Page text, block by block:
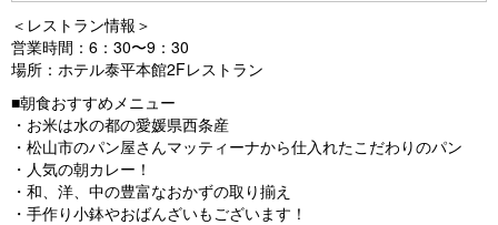
vi
o
u
s
＜レストラン情報＞
営業時間：6：30〜9：30
場所：ホテル泰平本館2Fレストラン
■朝食おすすめメニュー
・お米は水の都の愛媛県西条産
・松山市のパン屋さんマッティーナから仕入れたこだわりのパン
・人気の朝カレー！
・和、洋、中の豊富なおかずの取り揃え
・手作り小鉢やおばんざいもございます！